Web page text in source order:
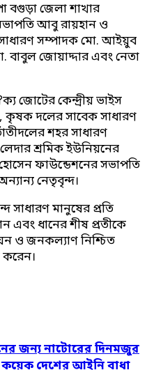
বগুড়া জেলা শাখার
আবু রায়হান ও
সম্পাদক মো. আইয়ুব
জোয়াদ্দার এবং নেতা
জোটের কেন্দ্রীয় ভাইস
কৃষক দলের সাবেক সাধারণ
শহর সাধারণ
শ্রমিক ইউনিয়নের
ফাউন্ডেশনের সভাপতি
নেতৃবৃন্দ।
সাধারণ মানুষের প্রতি
এবং ধানের শীষ প্রতীকে
ও জনকল্যাণ নিশ্চিত
জন্য নাটোরের দিনমজুর
কয়েক দেশের আইনি বাধা